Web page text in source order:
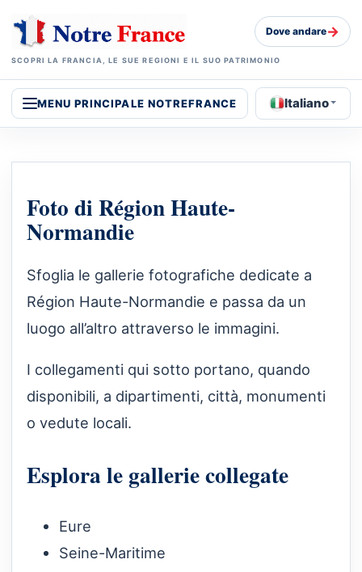
SCOPRI LA FRANCIA, LE SUE REGIONI E IL SUO PATRIMONIO
Dove andare→
MENU PRINCIPALE NOTREFRANCE Italiano
Foto di Région Haute-
Normandie
Sfoglia le gallerie fotografiche dedicate a
Région Haute-Normandie e passa da un
luogo all’altro attraverso le immagini.
I collegamenti qui sotto portano, quando
disponibili, a dipartimenti, città, monumenti
o vedute locali.
Esplora le gallerie collegate
Eure
Seine-Maritime